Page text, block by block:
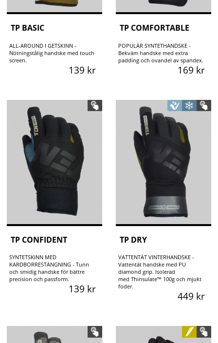
TP BASIC
ALL-AROUND I GETSKINN -
Nötningstålig handske med touch
screen.
139 kr
TP COMFORTABLE
POPULÄR SYNTETHANDSKE -
Bekväm handske med extra
padding och ovandel av spandex.
169 kr
TP CONFIDENT
SYNTETSKINN MED
KARDBORRESTÄNGNING - Tunn
och smidig handske för bättre
precision och passform.
139 kr
TP DRY
VATTENTÄT VINTERHANDSKE -
Vattentät handske med PU
diamond grip. Isolerad
med Thinsulate™ 100g och mjukt
foder.
449 kr